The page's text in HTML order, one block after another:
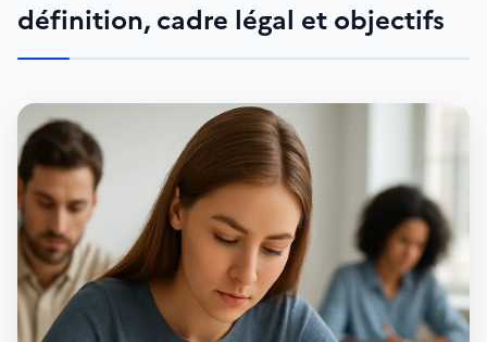
définition, cadre légal et objectifs